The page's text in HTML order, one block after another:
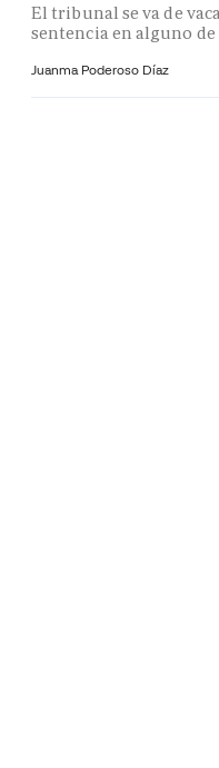
El tribunal se va de
sentencia en alguno
Juanma Poderoso Díaz